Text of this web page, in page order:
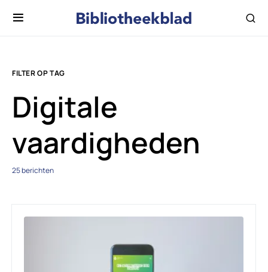
FILTER OP TAG
Digitale
vaardigheden
25 berichten